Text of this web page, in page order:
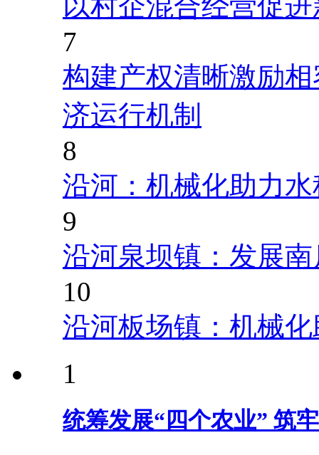
7
构建产权清晰激励
济运行机制
8
沿河：机械化助力
9
沿河泉坝镇：发展
10
沿河板场镇：机械
1
统筹发展“四个农业” 筑